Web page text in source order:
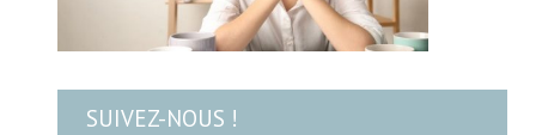
SUIVEZ-NOUS !